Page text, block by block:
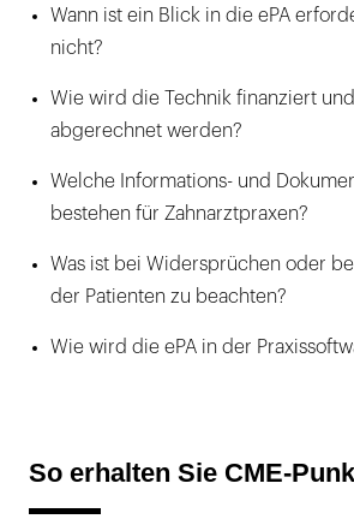
Wann ist ein Blick in die ePA
nicht?
Wie wird die Technik finanziert
abgerechnet werden?
Welche Informations- und
bestehen für Zahnarztpraxen?
Was ist bei Widersprüchen oder
der Patienten zu beachten?
Wie wird die ePA in der
So erhalten Sie CME-